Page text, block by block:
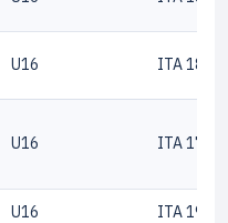
U16 ITA
U16 ITA
U16 ITA